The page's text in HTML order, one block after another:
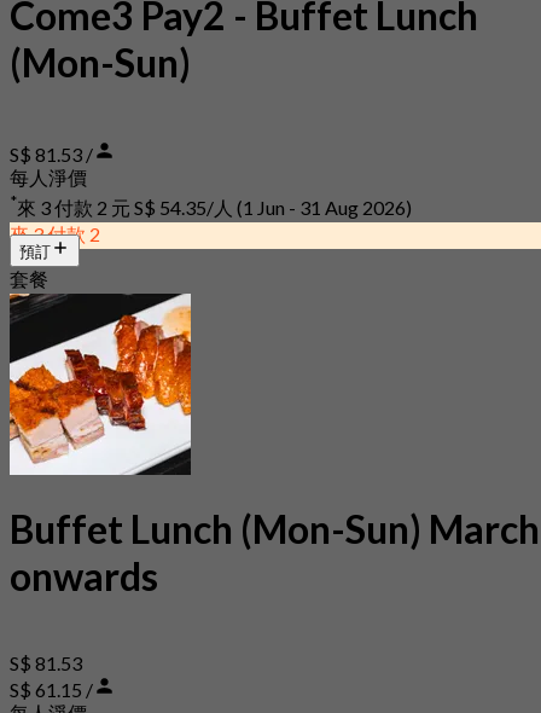
Come3 Pay2 - Buffet Lunch
(Mon-Sun)
S$ 81.53 /
每人淨價
*來 3 付款 2 元 S$ 54.35/人 (1 Jun - 31 Aug 2026)
來 3 付款 2
預訂
套餐
Buffet Lunch (Mon-Sun) March
onwards
S$ 81.53
S$ 61.15 /